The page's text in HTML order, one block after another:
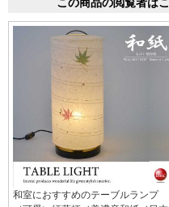
この商品の閲覧者は
和室におすすめのテーブルランプ